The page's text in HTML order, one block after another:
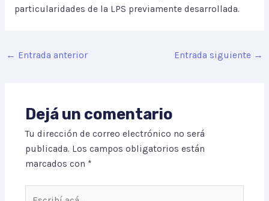
particularidades de la LPS previamente desarrollada.
← Entrada anterior Entrada siguiente →
Dejá un comentario
Tu dirección de correo electrónico no será
publicada. Los campos obligatorios están
marcados con *